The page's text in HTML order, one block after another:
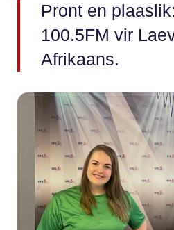
Pront en
100.5FM vir
Afrikaans.